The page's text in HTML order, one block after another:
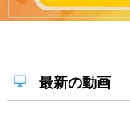
研修・ツアーに参加
最新の動画